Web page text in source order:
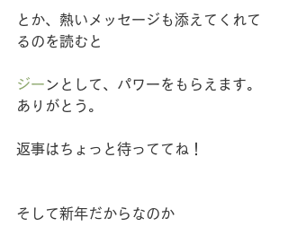
とか、熱いメッセージも添えてくれて
るのを読むと
ジーンとして、パワーをもらえます。
ありがとう。
返事はちょっと待っててね！
そして新年だからなのか